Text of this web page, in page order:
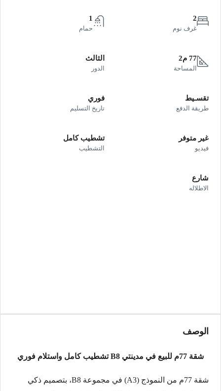
2
غرف نوم
1
حمام
77 م2
المساحة
الثالث
الدور
تقسـيط
طريقة الدفع
فوري
تاريخ التسليم
غير متوفر
فيديو
تشطيب كامل
التشطيب
شارع
الاطلاله
الوصف
شقة 77م للبيع في مدينتي B8 تشطيب كامل واستلام فوري
شقة 77م من النموذج (A3) في مجموعة B8، بتصميم ذكي